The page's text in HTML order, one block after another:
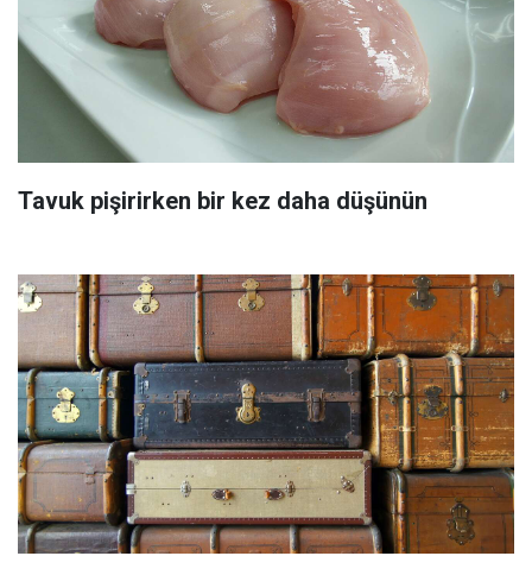
Tavuk pişirirken bir kez daha düşünün